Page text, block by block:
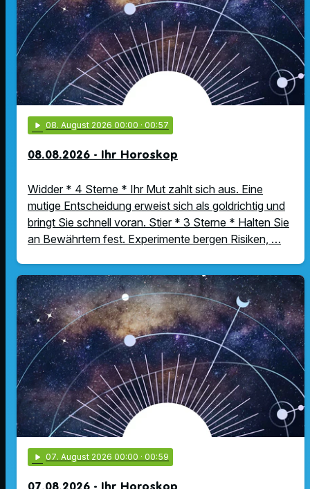
play_arrow 08. August 2026 00:00 · 00:57
08.08.2026 - Ihr Horoskop
Widder * 4 Sterne * Ihr Mut zahlt sich aus. Eine
mutige Entscheidung erweist sich als goldrichtig und
bringt Sie schnell voran. Stier * 3 Sterne * Halten Sie
an Bewährtem fest. Experimente bergen Risiken, …
play_arrow 07. August 2026 00:00 · 00:59